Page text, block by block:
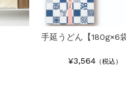
手延うどん【180g×6袋
¥3,564（税込）